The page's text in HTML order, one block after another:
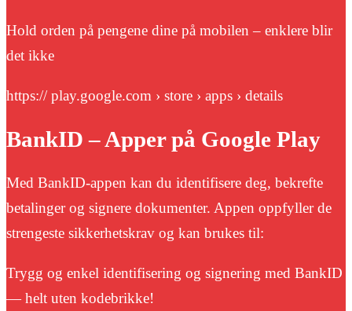
Hold orden på pengene dine på mobilen – enklere blir
det ikke
https:// play.google.com › store › apps › details
BankID – Apper på Google Play
Med BankID-appen kan du identifisere deg, bekrefte
betalinger og signere dokumenter. Appen oppfyller de
strengeste sikkerhetskrav og kan brukes til:
Trygg og enkel identifisering og signering med BankID
— helt uten kodebrikke!